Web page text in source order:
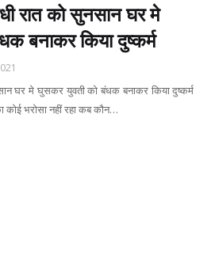
रात को सुनसान घर मे
बनाकर किया दुष्कर्म
घर मे घुसकर युवती को बंधक बनाकर किया दुष्कर्म
भरोसा नहीं रहा कब कौन…